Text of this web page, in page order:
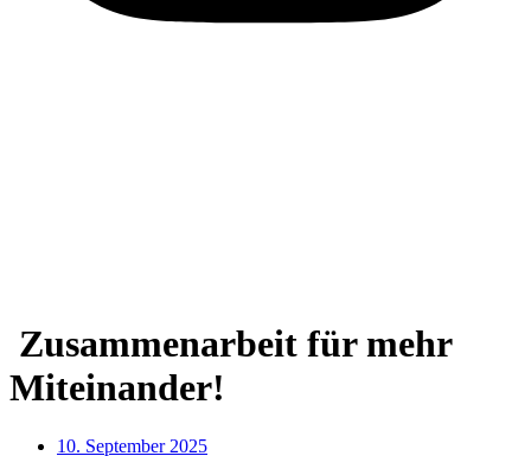
Zusammenarbeit für mehr
Miteinander!
10. September 2025